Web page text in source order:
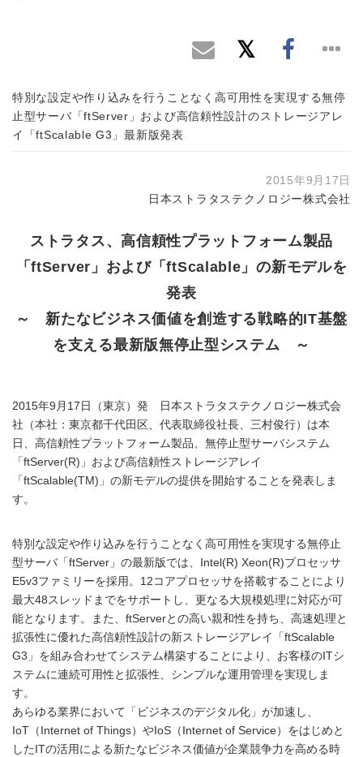
特別な設定や作り込みを行うことなく高可用性を実現する無停
止型サーバ「ftServer」および高信頼性設計のストレージアレ
イ「ftScalable G3」最新版発表
2015年9月17日
日本ストラタステクノロジー株式会社
ストラタス、高信頼性プラットフォーム製品
「ftServer」および「ftScalable」の新モデルを
発表
～ 新たなビジネス価値を創造する戦略的IT基盤
を支える最新版無停止型システム ～
2015年9月17日（東京）発 日本ストラタステクノロジー株式会
社（本社：東京都千代田区、代表取締役社長、三村俊行）は本
日、高信頼性プラットフォーム製品、無停止型サーバシステム
「ftServer(R)」および高信頼性ストレージアレイ
「ftScalable(TM)」の新モデルの提供を開始することを発表しま
す。
特別な設定や作り込みを行うことなく高可用性を実現する無停止
型サーバ「ftServer」の最新版では、Intel(R) Xeon(R)プロセッサ
E5v3ファミリーを採用。12コアプロセッサを搭載することにより
最大48スレッドまでをサポートし、更なる大規模処理に対応が可
能となります。また、ftServerとの高い親和性を持ち、高速処理と
拡張性に優れた高信頼性設計の新ストレージアレイ「ftScalable
G3」を組み合わせてシステム構築することにより、お客様のITシ
ステムに連続可用性と拡張性、シンプルな運用管理を実現しま
す。
あらゆる業界において「ビジネスのデジタル化」が加速し、
IoT（Internet of Things）やIoS（Internet of Service）をはじめと
したITの活用による新たなビジネス価値が企業競争力を高める時